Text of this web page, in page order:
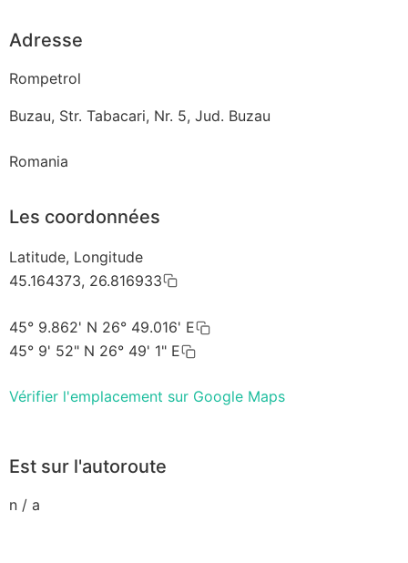
Adresse
Rompetrol
Buzau, Str. Tabacari, Nr. 5, Jud. Buzau
Romania
Les coordonnées
Latitude, Longitude
45.164373, 26.816933
45° 9.862' N 26° 49.016' E
45° 9' 52" N 26° 49' 1" E
Vérifier l'emplacement sur Google Maps
Est sur l'autoroute
n / a